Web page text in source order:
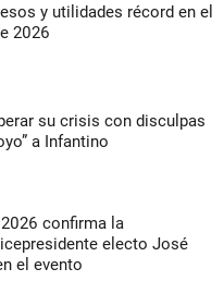
y utilidades récord en el
2026
su crisis con disculpas
a Infantino
confirma la
electo José
el evento